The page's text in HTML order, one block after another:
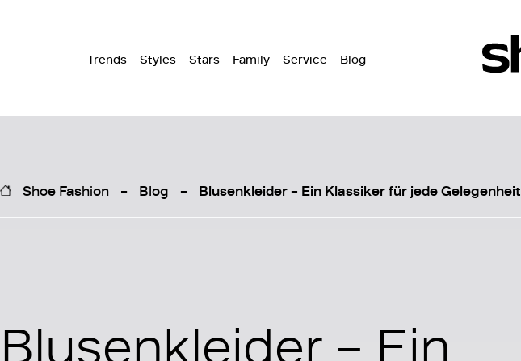
Trends Styles Stars Family Service Blog
Shoe Fashion Blog Blusenkleider – Ein Klassiker für jede Gelegenheit
Blusenkleider – Ein